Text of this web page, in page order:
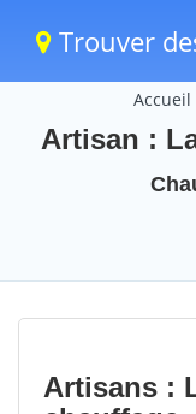
Trouver
Accueil
Artisan :
Artisans :